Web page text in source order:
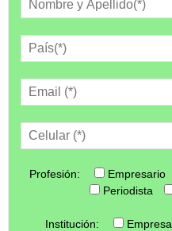
Profesión: Empresario
Periodista
Institución: Empresa